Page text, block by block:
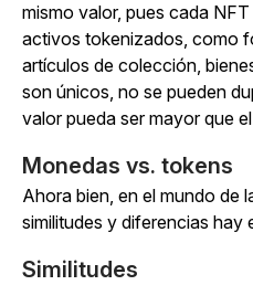
mismo valor, pues cada
activos tokenizados, como
artículos de colección,
son únicos, no se pueden
valor pueda ser mayor que
Monedas vs. tokens
Ahora bien, en el mundo de
similitudes y diferencias hay
Similitudes